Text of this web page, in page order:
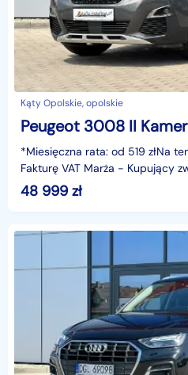
Kąty Opolskie, opolskie
*Miesięczna rata: od 519 złNa
Fakturę VAT Marża - Kupujący
skarbowych.Gwarancja: 6
48 999 zł